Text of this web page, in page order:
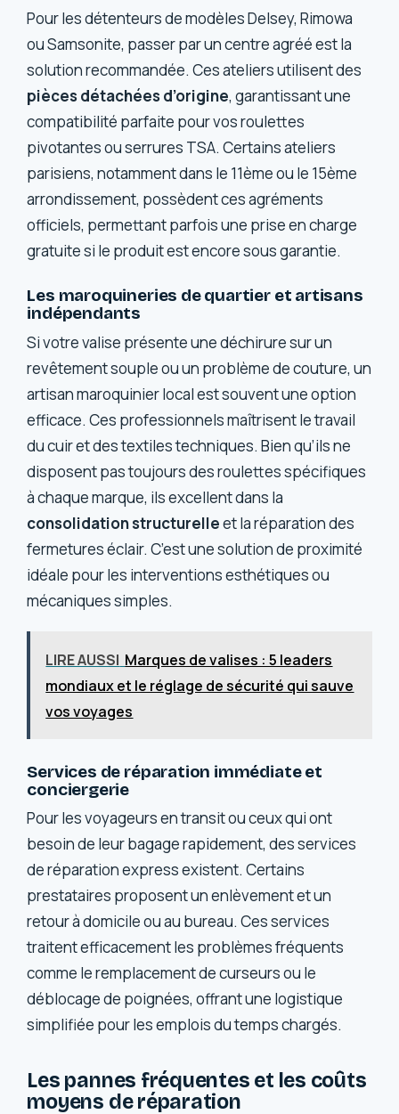
Pour les détenteurs de modèles Delsey, Rimowa
ou Samsonite, passer par un centre agréé est la
solution recommandée. Ces ateliers utilisent des
pièces détachées d’origine, garantissant une
compatibilité parfaite pour vos roulettes
pivotantes ou serrures TSA. Certains ateliers
parisiens, notamment dans le 11ème ou le 15ème
arrondissement, possèdent ces agréments
officiels, permettant parfois une prise en charge
gratuite si le produit est encore sous garantie.
Les maroquineries de quartier et artisans
indépendants
Si votre valise présente une déchirure sur un
revêtement souple ou un problème de couture, un
artisan maroquinier local est souvent une option
efficace. Ces professionnels maîtrisent le travail
du cuir et des textiles techniques. Bien qu’ils ne
disposent pas toujours des roulettes spécifiques
à chaque marque, ils excellent dans la
consolidation structurelleet la réparation des
fermetures éclair. C’est une solution de proximité
idéale pour les interventions esthétiques ou
mécaniques simples.
LIRE AUSSI Marques de valises : 5 leaders
mondiaux et le réglage de sécurité qui sauve
vos voyages
Services de réparation immédiate et
conciergerie
Pour les voyageurs en transit ou ceux qui ont
besoin de leur bagage rapidement, des services
de réparation express existent. Certains
prestataires proposent un enlèvement et un
retour à domicile ou au bureau. Ces services
traitent efficacement les problèmes fréquents
comme le remplacement de curseurs ou le
déblocage de poignées, offrant une logistique
simplifiée pour les emplois du temps chargés.
Les pannes fréquentes et les coûts
moyens de réparation